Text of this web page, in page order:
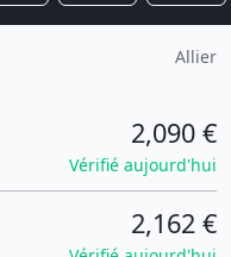
Allier
2,090 €
Vérifié aujourd'hui
2,162 €